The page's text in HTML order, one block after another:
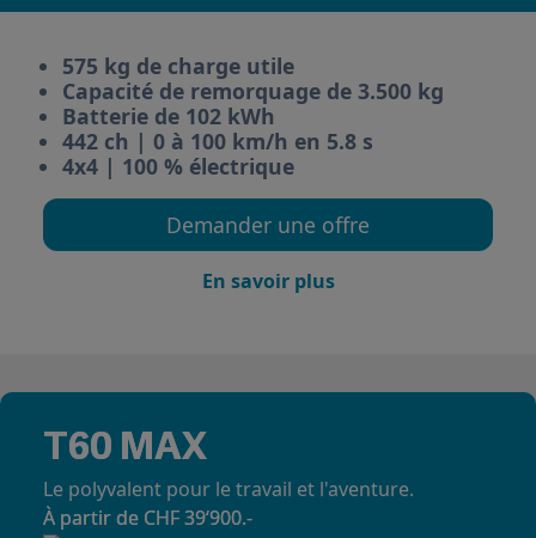
575 kg de charge utile
Capacité de remorquage de 3.500 kg
Batterie de 102 kWh
442 ch | 0 à 100 km/h en 5.8 s
4x4 | 100 % électrique
Demander une offre
En savoir plus
T60 MAX
Le polyvalent pour le travail et l'aventure.
À partir de CHF 39‘900.-